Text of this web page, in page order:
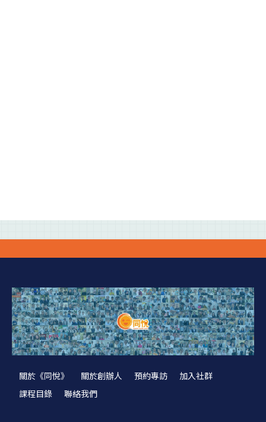
關於《同悅》 關於創辦人 預約專訪
加入社群
課程目錄
聯絡我們